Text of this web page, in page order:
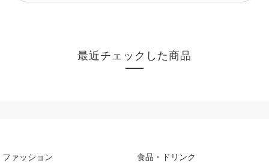
最近チェックした商品
ファッション 食品・ドリンク